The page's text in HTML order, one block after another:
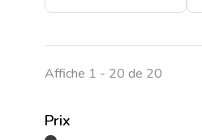
Affiche 1 - 20 de 20
Prix